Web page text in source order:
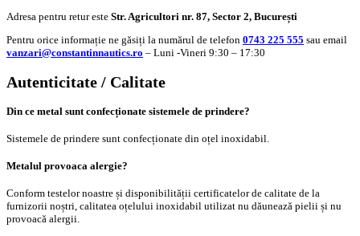
Adresa pentru retur este Str. Agricultori nr. 87, Sector 2, București
Pentru orice informație ne găsiți la numărul de telefon 0743 225 555 sau email
vanzari@constantinnautics.ro – Luni -Vineri 9:30 – 17:30
Autenticitate / Calitate
Din ce metal sunt confecționate sistemele de prindere?
Sistemele de prindere sunt confecționate din oțel inoxidabil.
Metalul provoaca alergie?
Conform testelor noastre și disponibilității certificatelor de calitate de la
furnizorii noștri, calitatea oțelului inoxidabil utilizat nu dăunează pielii și nu
provoacă alergii.